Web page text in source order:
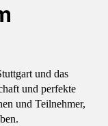
und das
und perfekte
und Teilnehmer,